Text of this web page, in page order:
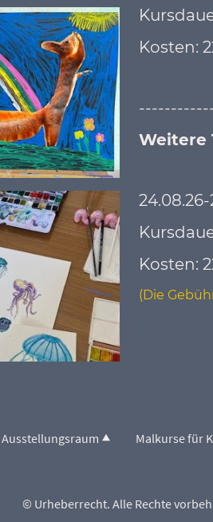
Kosten:
Weitere
Kosten:
(Die
Ausstellungsraum Malkurse für
© Urheberrecht. Alle Rechte